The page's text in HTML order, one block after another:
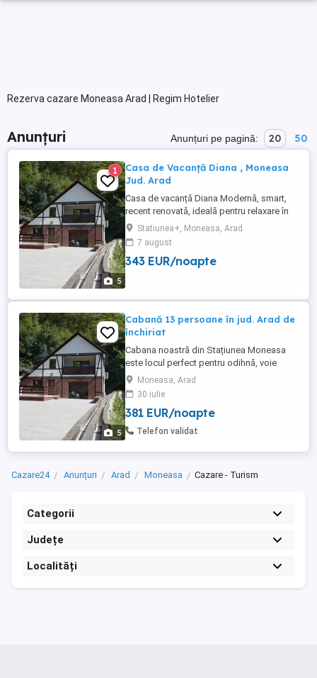
Rezerva cazare Moneasa Arad | Regim Hotelier
Anunțuri Anunțuri pe pagină: 20 50
5
1
Casa de Vacanță Diana , Moneasa
Jud. Arad
Casa de vacanță Diana Modernă, smart,
recent renovată, ideală pentru relaxare în
mijlocul naturii Capacitate: max. 13
persoane Localizată în stațiunea
Moneasa, acces rapid la ștrand,
restaurante, ATV-uri și trasee de drumeție.
Statiunea+, Moneasa, Arad
7 august
343 EUR/noapte
5
Cabană 13 persoane în jud. Arad de
închiriat
Cabana noastră din Stațiunea Moneasa
este locul perfect pentru odihnă, voie
bună și timp de calitate cu cei dragi. Casa
de Vacanță Diana Capacitate: până la 13
persoane - 2,5h Timișoara - 1,5h Arad În
stațiune găsiți: restaurante, plimbări cu
ATV-urile, ștrand, Aventura Park, salină,
Moneasa, Arad
30 iulie
381 EUR/noapte
Telefon validat
Cazare24 Anunțuri Arad Moneasa Cazare - Turism
Categorii
Județe
Localități